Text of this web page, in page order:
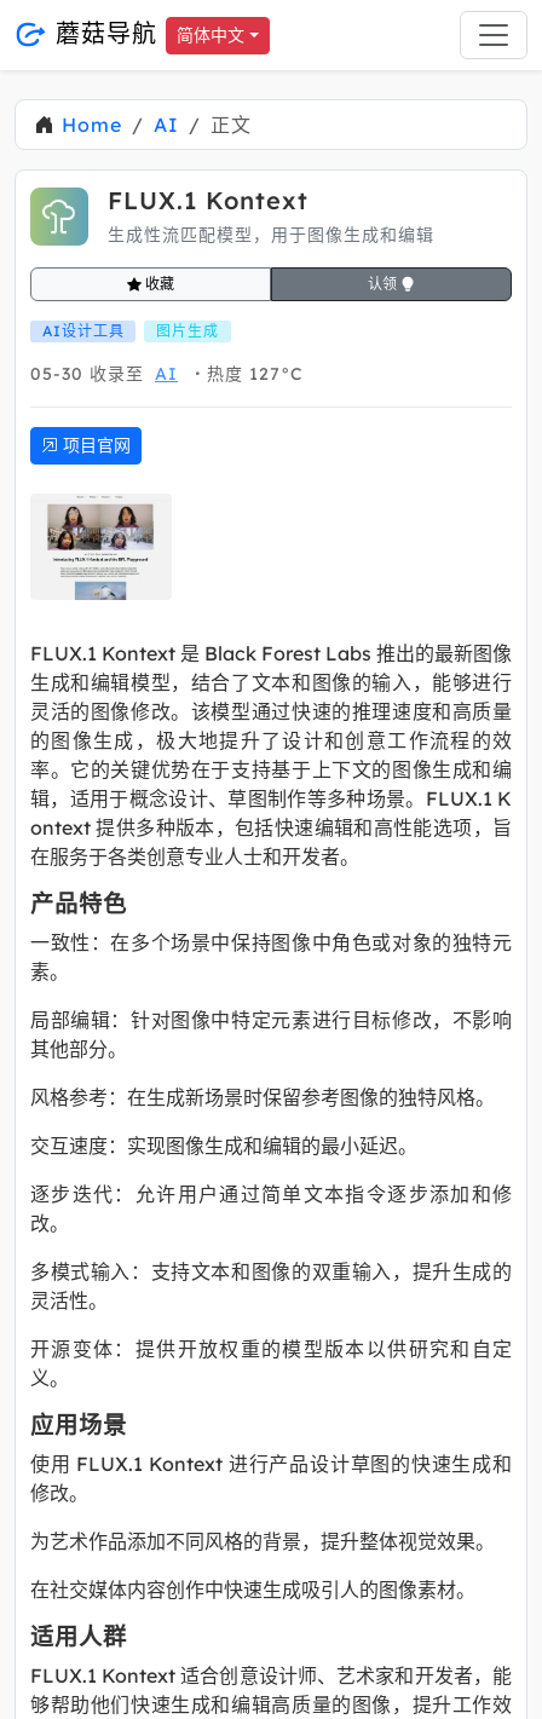
蘑菇导航 简体中文
Home AI 正文
FLUX.1 Kontext
生成性流匹配模型，用于图像生成和编辑
收藏 认领
AI设计工具 图片生成
05-30 收录至 AI 热度 127°C
项目官网
FLUX.1 Kontext 是 Black Forest Labs 推出的最新图像
生成和编辑模型，结合了文本和图像的输入，能够进行
灵活的图像修改。该模型通过快速的推理速度和高质量
的图像生成，极大地提升了设计和创意工作流程的效
率。它的关键优势在于支持基于上下文的图像生成和编
辑，适用于概念设计、草图制作等多种场景。FLUX.1 K
ontext 提供多种版本，包括快速编辑和高性能选项，旨
在服务于各类创意专业人士和开发者。
产品特色
一致性：在多个场景中保持图像中角色或对象的独特元
素。
局部编辑：针对图像中特定元素进行目标修改，不影响
其他部分。
风格参考：在生成新场景时保留参考图像的独特风格。
交互速度：实现图像生成和编辑的最小延迟。
逐步迭代：允许用户通过简单文本指令逐步添加和修
改。
多模式输入：支持文本和图像的双重输入，提升生成的
灵活性。
开源变体：提供开放权重的模型版本以供研究和自定
义。
应用场景
使用 FLUX.1 Kontext 进行产品设计草图的快速生成和
修改。
为艺术作品添加不同风格的背景，提升整体视觉效果。
在社交媒体内容创作中快速生成吸引人的图像素材。
适用人群
FLUX.1 Kontext 适合创意设计师、艺术家和开发者，能
够帮助他们快速生成和编辑高质量的图像，提升工作效